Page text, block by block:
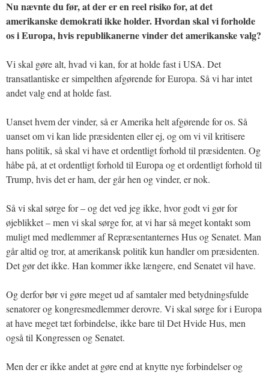
Nu nævnte du før, at der er en reel risiko for, at det
amerikanske demokrati ikke holder. Hvordan skal vi forholde
os i Europa, hvis republikanerne vinder det amerikanske valg?
Vi skal gøre alt, hvad vi kan, for at holde fast i USA. Det
transatlantiske er simpelthen afgørende for Europa. Så vi har intet
andet valg end at holde fast.
Uanset hvem der vinder, så er Amerika helt afgørende for os. Så
uanset om vi kan lide præsidenten eller ej, og om vi vil kritisere
hans politik, så skal vi have et ordentligt forhold til præsidenten. Og
håbe på, at et ordentligt forhold til Europa og et ordentligt forhold til
Trump, hvis det er ham, der går hen og vinder, er nok.
Så vi skal sørge for – og det ved jeg ikke, hvor godt vi gør for
øjeblikket – men vi skal sørge for, at vi har så meget kontakt som
muligt med medlemmer af Repræsentanternes Hus og Senatet. Man
går altid og tror, at amerikansk politik kun handler om præsidenten.
Det gør det ikke. Han kommer ikke længere, end Senatet vil have.
Og derfor bør vi gøre meget ud af samtaler med betydningsfulde
senatorer og kongresmedlemmer derovre. Vi skal sørge for i Europa
at have meget tæt forbindelse, ikke bare til Det Hvide Hus, men
også til Kongressen og Senatet.
Men der er ikke andet at gøre end at knytte nye forbindelser og